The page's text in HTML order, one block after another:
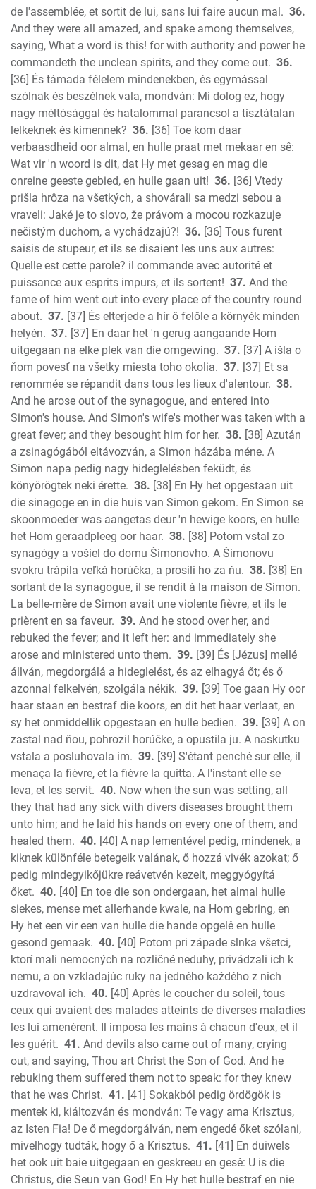
de l'assemblée, et sortit de lui, sans lui faire aucun mal. 36.
And they were all amazed, and spake among themselves,
saying, What a word is this! for with authority and power he
commandeth the unclean spirits, and they come out. 36.
[36] És támada félelem mindenekben, és egymással
szólnak és beszélnek vala, mondván: Mi dolog ez, hogy
nagy méltósággal és hatalommal parancsol a tisztátalan
lelkeknek és kimennek? 36. [36] Toe kom daar
verbaasdheid oor almal, en hulle praat met mekaar en sê:
Wat vir 'n woord is dit, dat Hy met gesag en mag die
onreine geeste gebied, en hulle gaan uit! 36. [36] Vtedy
prišla hrôza na všetkých, a shovárali sa medzi sebou a
vraveli: Jaké je to slovo, že právom a mocou rozkazuje
nečistým duchom, a vychádzajú?! 36. [36] Tous furent
saisis de stupeur, et ils se disaient les uns aux autres:
Quelle est cette parole? il commande avec autorité et
puissance aux esprits impurs, et ils sortent! 37. And the
fame of him went out into every place of the country round
about. 37. [37] És elterjede a hír ő felőle a környék minden
helyén. 37. [37] En daar het 'n gerug aangaande Hom
uitgegaan na elke plek van die omgewing. 37. [37] A išla o
ňom povesť na všetky miesta toho okolia. 37. [37] Et sa
renommée se répandit dans tous les lieux d'alentour. 38.
And he arose out of the synagogue, and entered into
Simon's house. And Simon's wife's mother was taken with a
great fever; and they besought him for her. 38. [38] Azután
a zsinagógából eltávozván, a Simon házába méne. A
Simon napa pedig nagy hideglelésben feküdt, és
könyörögtek neki érette. 38. [38] En Hy het opgestaan uit
die sinagoge en in die huis van Simon gekom. En Simon se
skoonmoeder was aangetas deur 'n hewige koors, en hulle
het Hom geraadpleeg oor haar. 38. [38] Potom vstal zo
synagógy a vošiel do domu Šimonovho. A Šimonovu
svokru trápila veľká horúčka, a prosili ho za ňu. 38. [38] En
sortant de la synagogue, il se rendit à la maison de Simon.
La belle-mère de Simon avait une violente fièvre, et ils le
prièrent en sa faveur. 39. And he stood over her, and
rebuked the fever; and it left her: and immediately she
arose and ministered unto them. 39. [39] És [Jézus] mellé
állván, megdorgálá a hideglelést, és az elhagyá őt; és ő
azonnal felkelvén, szolgála nékik. 39. [39] Toe gaan Hy oor
haar staan en bestraf die koors, en dit het haar verlaat, en
sy het onmiddellik opgestaan en hulle bedien. 39. [39] A on
zastal nad ňou, pohrozil horúčke, a opustila ju. A naskutku
vstala a posluhovala im. 39. [39] S'étant penché sur elle, il
menaça la fièvre, et la fièvre la quitta. A l'instant elle se
leva, et les servit. 40. Now when the sun was setting, all
they that had any sick with divers diseases brought them
unto him; and he laid his hands on every one of them, and
healed them. 40. [40] A nap lementével pedig, mindenek, a
kiknek különféle betegeik valának, ő hozzá vivék azokat; ő
pedig mindegyikőjükre reávetvén kezeit, meggyógyítá
őket. 40. [40] En toe die son ondergaan, het almal hulle
siekes, mense met allerhande kwale, na Hom gebring, en
Hy het een vir een van hulle die hande opgelê en hulle
gesond gemaak. 40. [40] Potom pri západe slnka všetci,
ktorí mali nemocných na rozličné neduhy, privádzali ich k
nemu, a on vzkladajúc ruky na jedného každého z nich
uzdravoval ich. 40. [40] Après le coucher du soleil, tous
ceux qui avaient des malades atteints de diverses maladies
les lui amenèrent. Il imposa les mains à chacun d'eux, et il
les guérit. 41. And devils also came out of many, crying
out, and saying, Thou art Christ the Son of God. And he
rebuking them suffered them not to speak: for they knew
that he was Christ. 41. [41] Sokakból pedig ördögök is
mentek ki, kiáltozván és mondván: Te vagy ama Krisztus,
az Isten Fia! De ő megdorgálván, nem engedé őket szólani,
mivelhogy tudták, hogy ő a Krisztus. 41. [41] En duiwels
het ook uit baie uitgegaan en geskreeu en gesê: U is die
Christus, die Seun van God! En Hy het hulle bestraf en nie